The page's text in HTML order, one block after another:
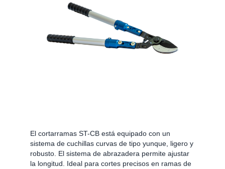
El cortarramas ST-CB está equipado con un
sistema de cuchillas curvas de tipo yunque, ligero y
robusto. El sistema de abrazadera permite ajustar
la longitud. Ideal para cortes precisos en ramas de